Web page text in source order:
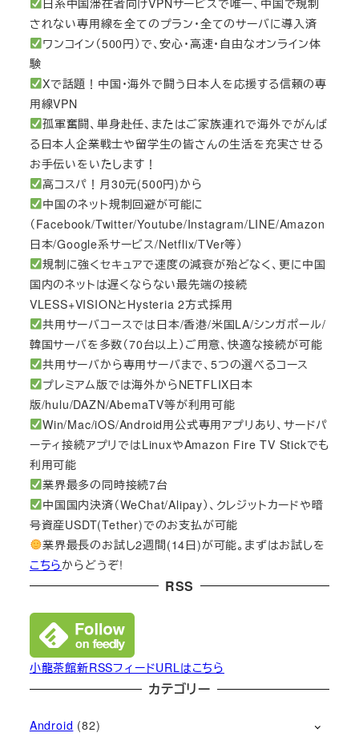
されない専用線を全てのプラン・全てのサーバに導入済
ワンコイン（500円）で、安心・高速・自由なオンライン体
験
Xで話題！中国・海外で闘う日本人を応援する信頼の専
用線VPN
孤軍奮闘、単身赴任、またはご家族連れで海外でがんば
る日本人企業戦士や留学生の皆さんの生活を充実させる
お手伝いをいたします！
高コスパ！月30元(500円)から
中国のネット規制回避が可能に
（Facebook/Twitter/Youtube/Instagram/LINE/Amazon
日本/Google系サービス/Netflix/TVer等）
規制に強くセキュアで速度の減衰が殆どなく、更に中国
国内のネットは遅くならない最先端の接続
VLESS+VISIONとHysteria 2方式採用
共用サーバコースでは日本/香港/米国LA/シンガポール/
韓国サーバを多数（70台以上）ご用意、快適な接続が可能
共用サーバから専用サーバまで、5つの選べるコース
プレミアム版では海外からNETFLIX日本
版/hulu/DAZN/AbemaTV等が利用可能
Win/Mac/iOS/Android用公式専用アプリあり、サードパ
ーティ接続アプリではLinuxやAmazon Fire TV Stickでも
利用可能
業界最多の同時接続7台
中国国内決済（WeChat/Alipay）、クレジットカードや暗
号資産USDT(Tether)でのお支払が可能
業界最長のお試し2週間(14日)が可能。まずはお試しを
こちらからどうぞ!
RSS
小龍茶館新RSSフィードURLはこちら
カテゴリー
Android (82)